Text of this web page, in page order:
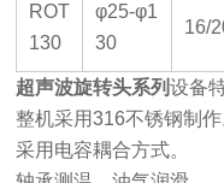
ROT
130
φ25-φ1
30
16/
超声波旋转头系列设备
整机采用316不锈钢制作
采用电容耦合方式。